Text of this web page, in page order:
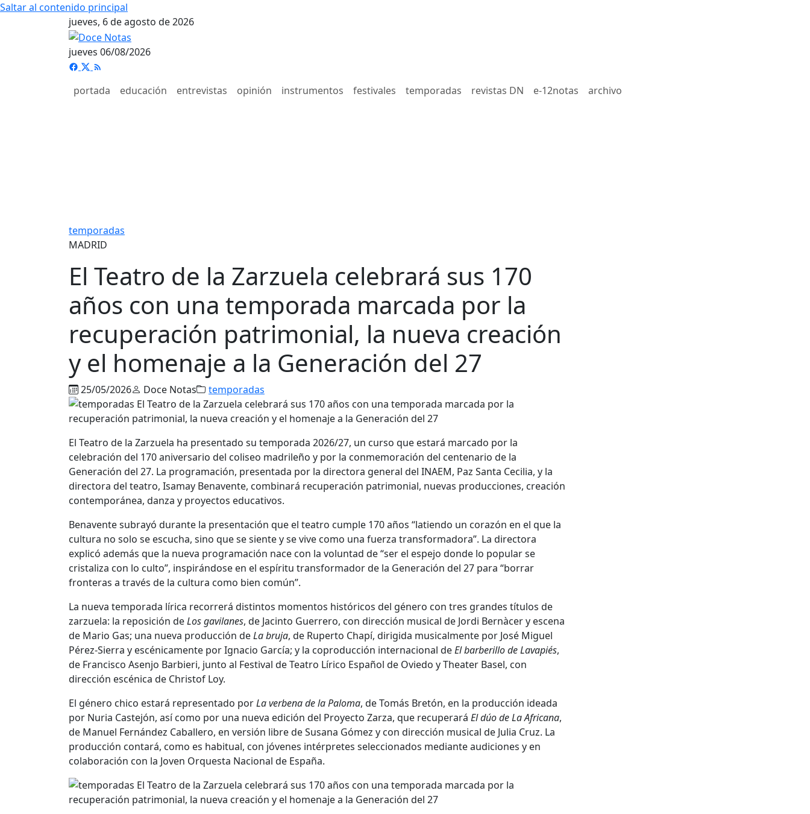
Saltar al contenido principal
jueves, 6 de agosto de 2026
jueves 06/08/2026
portada educación entrevistas opinión instrumentos festivales temporadas revistas DN e-12notas archivo
temporadas
MADRID
El Teatro de la Zarzuela celebrará sus 170
años con una temporada marcada por la
recuperación patrimonial, la nueva creación
y el homenaje a la Generación del 27
25/05/2026 Doce Notas temporadas
El Teatro de la Zarzuela ha presentado su temporada 2026/27, un curso que estará marcado por la
celebración del 170 aniversario del coliseo madrileño y por la conmemoración del centenario de la
Generación del 27. La programación, presentada por la directora general del INAEM, Paz Santa Cecilia, y la
directora del teatro, Isamay Benavente, combinará recuperación patrimonial, nuevas producciones, creación
contemporánea, danza y proyectos educativos.
Benavente subrayó durante la presentación que el teatro cumple 170 años “latiendo un corazón en el que la
cultura no solo se escucha, sino que se siente y se vive como una fuerza transformadora”. La directora
explicó además que la nueva programación nace con la voluntad de “ser el espejo donde lo popular se
cristaliza con lo culto”, inspirándose en el espíritu transformador de la Generación del 27 para “borrar
fronteras a través de la cultura como bien común”.
La nueva temporada lírica recorrerá distintos momentos históricos del género con tres grandes títulos de
zarzuela: la reposición deLos gavilanes, de Jacinto Guerrero, con dirección musical de Jordi Bernàcery escena
de Mario Gas; una nueva producción deLa bruja, de Ruperto Chapí, dirigida musicalmente por José Miguel
Pérez-Sierra y escénicamente porIgnacio García; y la coproducción internacional deEl barberillo de Lavapiés,
de Francisco Asenjo Barbieri, junto al Festival de Teatro Lírico Español de Oviedo yTheater Basel, con
dirección escénica de Christof Loy.
El género chico estará representado porLa verbena de la Paloma, deTomás Bretón, en la producción ideada
por Nuria Castejón, así como por una nueva edición del Proyecto Zarza, que recuperará El dúo de La Africana,
de Manuel Fernández Caballero, en versión libre deSusana Gómez y con dirección musical de Julia Cruz. La
producción contará, como es habitual, con jóvenes intérpretes seleccionados mediante audiciones y en
colaboración con la Joven Orquesta Nacional de España.